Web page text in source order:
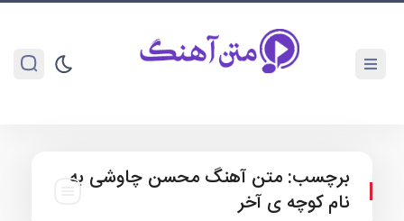
برچسب: متن آهنگ محسن چاوشی به
نام کوچه ی آخر